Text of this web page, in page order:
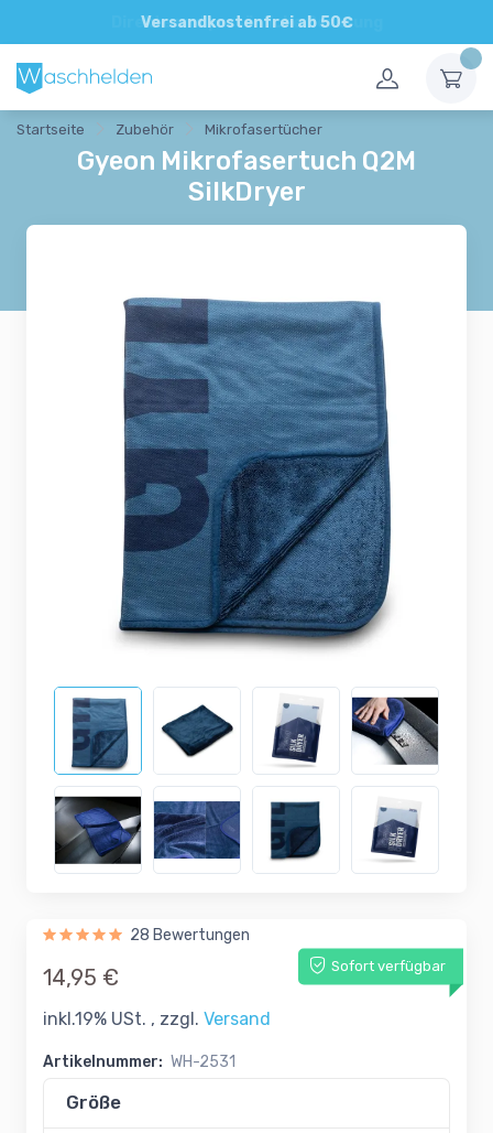
Versandkostenfrei ab 50€
Direkte und persönliche Beratung
Startseite Zubehör Mikrofasertücher
Gyeon Mikrofasertuch Q2M
SilkDryer
28 Bewertungen
Sofort verfügbar
14,95 €
inkl.19% USt. , zzgl. Versand
Artikelnummer: WH-2531
Größe